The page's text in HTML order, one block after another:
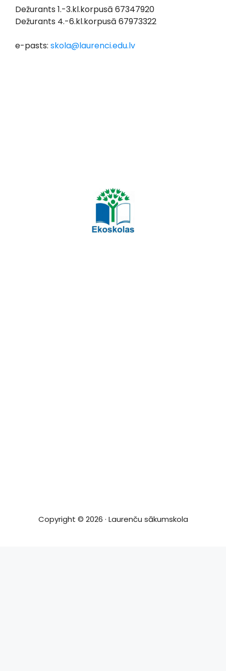
Dežurants 1.-3.kl.korpusā 67347920
Dežurants 4.-6.kl.korpusā 67973322
e-pasts: skola@laurenci.edu.lv
Copyright © 2026 · Laurenču sākumskola